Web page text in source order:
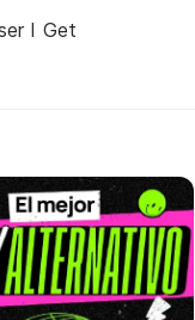
I Get